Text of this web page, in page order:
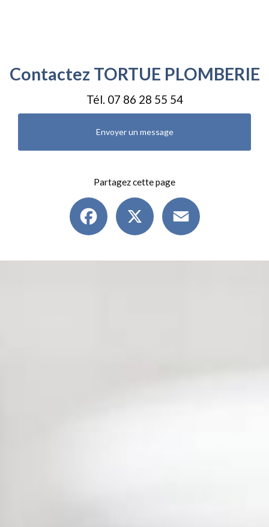
Contactez TORTUE PLOMBERIE
Tél. 07 86 28 55 54
Envoyer un message
Partagez cette page
Facebook